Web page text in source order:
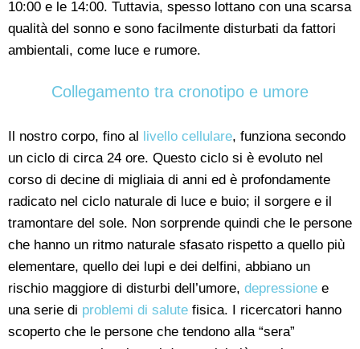
10:00 e le 14:00. Tuttavia, spesso lottano con una scarsa
qualità del sonno e sono facilmente disturbati da fattori
ambientali, come luce e rumore.
Collegamento tra cronotipo e umore
Il nostro corpo, fino al livello cellulare, funziona secondo
un ciclo di circa 24 ore. Questo ciclo si è evoluto nel
corso di decine di migliaia di anni ed è profondamente
radicato nel ciclo naturale di luce e buio; il sorgere e il
tramontare del sole. Non sorprende quindi che le persone
che hanno un ritmo naturale sfasato rispetto a quello più
elementare, quello dei lupi e dei delfini, abbiano un
rischio maggiore di disturbi dell’umore, depressione e
una serie di problemi di salute fisica. I ricercatori hanno
scoperto che le persone che tendono alla “sera”